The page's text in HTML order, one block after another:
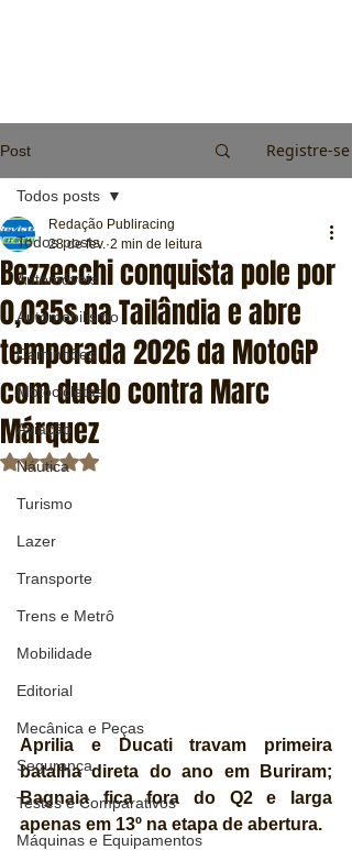
Post Registre-se
Todos posts
Automóveis
Automobilismo
Caminhões
Motocicletas
Aviação
Náutica
Turismo
Lazer
Transporte
Trens e Metrô
Mobilidade
Editorial
Mecânica e Peças
Segurança
Testes e Comparativos
Máquinas e Equipamentos
Todos posts
Bezzecchi conquista pole por
0,035s na Tailândia e abre
temporada 2026 da MotoGP
com duelo contra Marc
Márquez
Redação Publiracing
28 de fev. 2 min de leitura
Avaliado com NaN de 5 estrelas.
Aprilia e Ducati travam primeira
batalha direta do ano em Buriram;
Bagnaia fica fora do Q2 e larga
apenas em 13º na etapa de abertura.